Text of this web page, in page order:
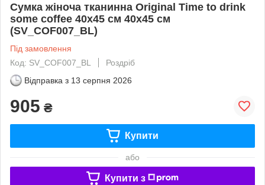
Сумка жіноча тканинна Original Time to drink
some coffee 40x45 см 40x45 см
(SV_COF007_BL)
Під замовлення
Код: SV_COF007_BL
Роздріб
Відправка з 13 серпня 2026
905 ₴
Купити
або
Купити з